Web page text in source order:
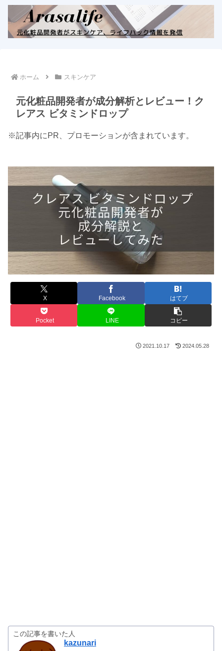
ホーム スキンケア
元化粧品開発者が成分解析とレビュー！ク
レアス ビタミンドロップ
※記事内にPR、プロモーションが含まれています。
X Facebook はてブ
Pocket LINE コピー
2021.10.17 2024.05.28
この記事を書いた人
kazunari